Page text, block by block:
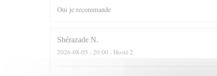
Oui je recommande
Shérazade N
2026-08-05 - 20:00 - Hosté 2